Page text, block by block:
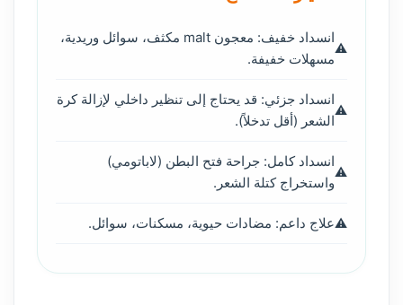
انسداد خفيف: معجون malt مكثف، سوائل وريدية،
مسهلات خفيفة.
انسداد جزئي: قد يحتاج إلى تنظير داخلي لإزالة كرة
الشعر (أقل تدخلاً).
انسداد كامل: جراحة فتح البطن (لاباتومي)
واستخراج كتلة الشعر.
علاج داعم: مضادات حيوية، مسكنات، سوائل.